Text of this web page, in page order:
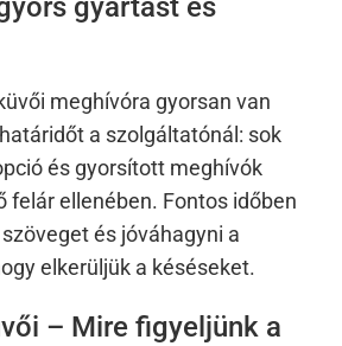
gyártást és
meghívóra gyorsan van
a szolgáltatónál: sok
és gyorsított meghívók
felár ellenében. Fontos időben
és jóváhagyni a
elkerüljük a késéseket.
– Mire figyeljünk a